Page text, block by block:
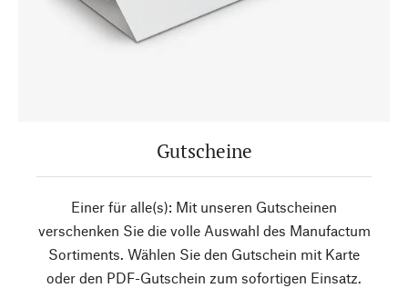
Gutscheine
Einer für alle(s): Mit unseren Gutscheinen
verschenken Sie die volle Auswahl des Manufactum
Sortiments. Wählen Sie den Gutschein mit Karte
oder den PDF-Gutschein zum sofortigen Einsatz.